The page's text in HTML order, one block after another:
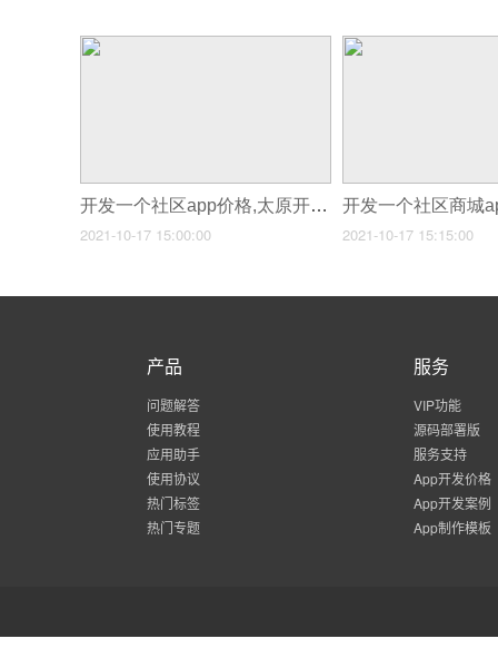
开发一个社区app价格,太原开发社区团购app价格
2021-10-17 15:00:00 2021-10-17 15:15:00
产品
问题解答
使用教程
应用助手
使用协议
热门标签
热门专题
服务
VIP功能
源码部署版
服务支持
App开发价格
App开发案例
App制作模板